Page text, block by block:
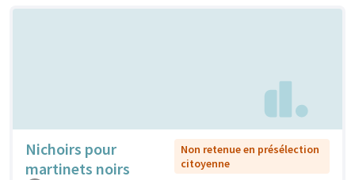
Nichoirs pour
martinets noirs
Non retenue en présélection
citoyenne